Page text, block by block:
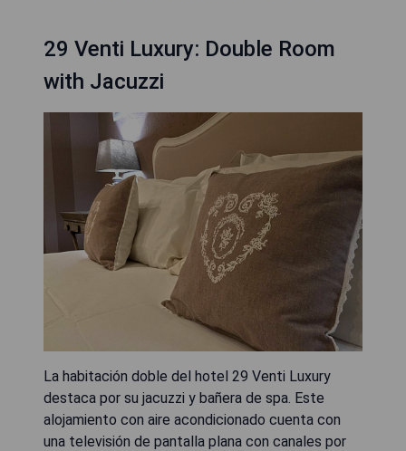
29 Venti Luxury: Double Room
with Jacuzzi
La habitación doble del hotel 29 Venti Luxury
destaca por su jacuzzi y bañera de spa. Este
alojamiento con aire acondicionado cuenta con
una televisión de pantalla plana con canales por